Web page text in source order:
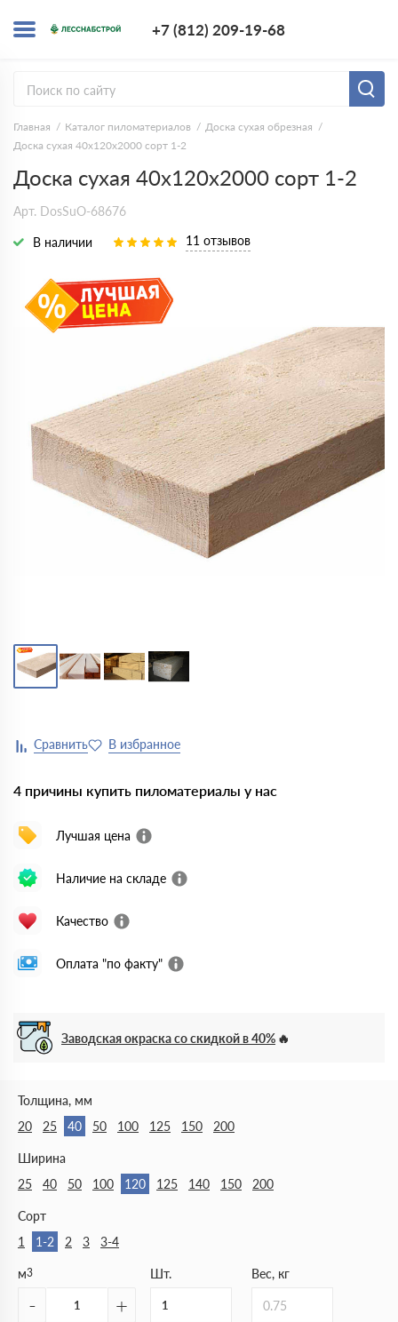
+7 (812) 209-19-68
Главная Каталог пиломатериалов
Доска сухая обрезная
Доска сухая 40х120х2000 сорт 1-2
Доска сухая 40х120х2000 сорт 1-2
Арт. DosSuO-68676
В наличии 11 отзывов
4 причины купить пиломатериалы у нас
Лучшая цена
Наличие на складе
Качество
Оплата "по факту"
Заводская окраска со скидкой в 40%
Толщина, мм
20
25 40 50 100 125 150 200
Ширина
25
40 50 100 120 125 140 150 200
Сорт
1
1-2 2 3 3-4
м3
- +
Шт. Вес, кг
0.75